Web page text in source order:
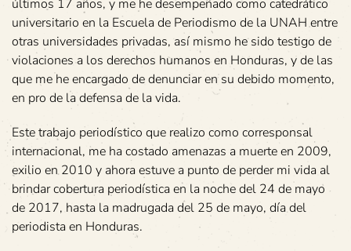
últimos 17 años, y me he desempeñado como catedrático
universitario en la Escuela de Periodismo de la UNAH entre
otras universidades privadas, así mismo he sido testigo de
violaciones a los derechos humanos en Honduras, y de las
que me he encargado de denunciar en su debido momento,
en pro de la defensa de la vida.
Este trabajo periodístico que realizo como corresponsal
internacional, me ha costado amenazas a muerte en 2009,
exilio en 2010 y ahora estuve a punto de perder mi vida al
brindar cobertura periodística en la noche del 24 de mayo
de 2017, hasta la madrugada del 25 de mayo, día del
periodista en Honduras.